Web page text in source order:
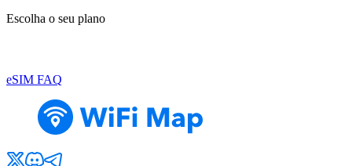
Escolha o seu plano
eSIM FAQ